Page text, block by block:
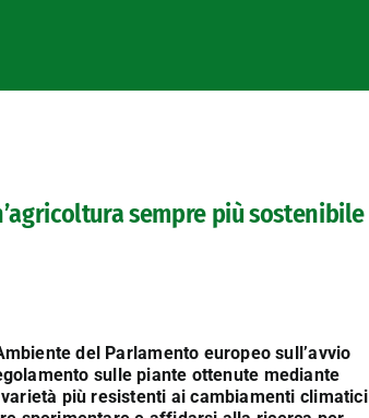
sempre più sostenibile
del Parlamento europeo sull’avvio
sulle piante ottenute mediante
più resistenti ai cambiamenti climatici